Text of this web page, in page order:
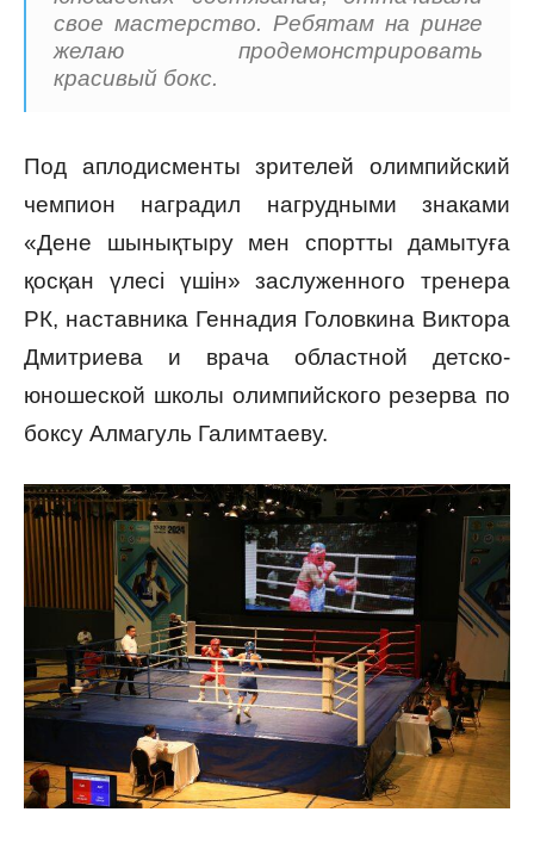
свое мастерство. Ребятам на ринге
желаю продемонстрировать
красивый бокс.
Под аплодисменты зрителей олимпийский
чемпион наградил нагрудными знаками
«Дене шынықтыру мен спортты дамытуға
қосқан үлесі үшін» заслуженного тренера
РК, наставника Геннадия Головкина Виктора
Дмитриева и врача областной детско-
юношеской школы олимпийского резерва по
боксу Алмагуль Галимтаеву.